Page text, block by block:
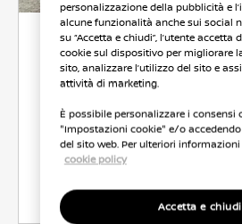
9.900 €
ROTALNORD AUTO
CO2 137 g/km 52.0 l/100 km
Seleziona
personalizzazione della pubblicità e
alcune funzionalità anche sui social
su “Accetta e chiudi”, l’utente accetta
cookie sul dispositivo per migliorare
sito, analizzare l’utilizzo del sito e
attività di marketing.
È possibile personalizzare i consensi
"Impostazioni cookie" e/o
del sito web. Per ulteriori
cookie policy
Accetta e chiudi